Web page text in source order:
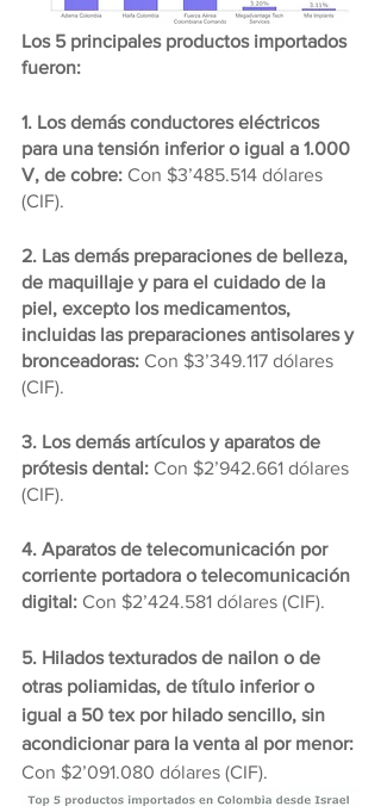
Los 5 principales productos importados
fueron:
1. Los demás conductores eléctricos
para una tensión inferior o igual a 1.000
V, de cobre: Con $3’485.514 dólares
(CIF).
2. Las demás preparaciones de belleza,
de maquillaje y para el cuidado de la
piel, excepto los medicamentos,
incluidas las preparaciones antisolares y
bronceadoras: Con $3’349.117 dólares
(CIF).
3. Los demás artículos y aparatos de
prótesis dental: Con $2’942.661 dólares
(CIF).
4. Aparatos de telecomunicación por
corriente portadora o telecomunicación
digital: Con $2’424.581 dólares (CIF).
5. Hilados texturados de nailon o de
otras poliamidas, de título inferior o
igual a 50 tex por hilado sencillo, sin
acondicionar para la venta al por menor:
Con $2’091.080 dólares (CIF).